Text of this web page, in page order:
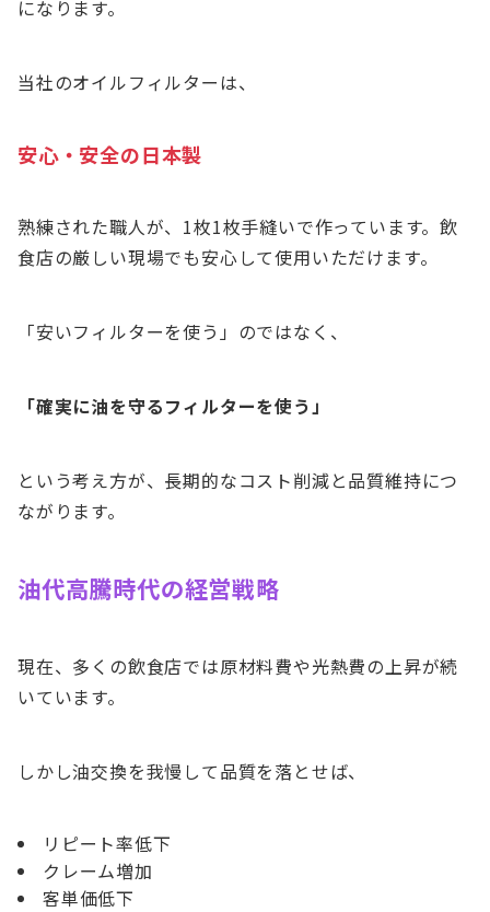
になります。
当社のオイルフィルターは、
安心・安全の日本製
熟練された職人が、1枚1枚手縫いで作っています。飲
食店の厳しい現場でも安心して使用いただけます。
「安いフィルターを使う」のではなく、
「確実に油を守るフィルターを使う」
という考え方が、長期的なコスト削減と品質維持につ
ながります。
油代高騰時代の経営戦略
現在、多くの飲食店では原材料費や光熱費の上昇が続
いています。
しかし油交換を我慢して品質を落とせば、
リピート率低下
クレーム増加
客単価低下